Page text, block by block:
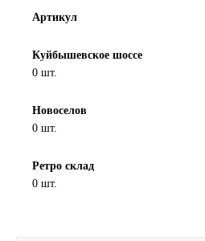
SINTEC
TOTACHI
Артикул
Куйбышевское шоссе
0 шт.
Новоселов
0 шт.
Ретро склад
0 шт.